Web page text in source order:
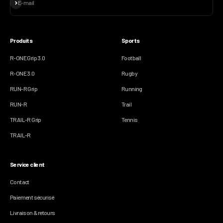
E-mail
Produits
R-ONE Grip 3.0
R-ONE 3.0
RUN-R Grip
RUN-R
TRAIL-R Grip
TRAIL-R
Sports
Football
Rugby
Running
Trail
Tennis
Service client
Contact
Paiement sécurisé
Livraison & retours